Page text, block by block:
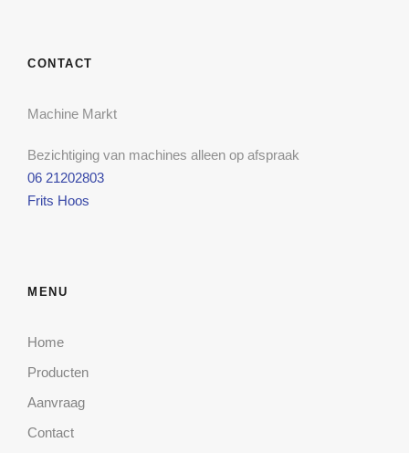
CONTACT
Machine Markt
Bezichtiging van machines alleen op afspraak
06 21202803
Frits Hoos
MENU
Home
Producten
Aanvraag
Contact